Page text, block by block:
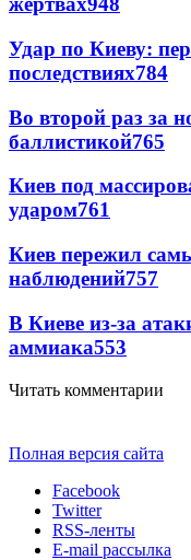
Удар по Киеву:
последствиях784
Во второй раз за
баллистикой765
Киев под
ударом761
Киев пережил
наблюдений757
В Киеве из-за
аммиака553
Читать комментарии
Полная версия сайта
Facebook
Twitter
RSS-ленты
E-mail рассылка